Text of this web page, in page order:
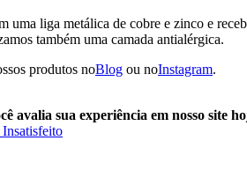
uma liga metálica de cobre e zinco e
também uma camada antialérgica.
produtos noBlog ou noInstagram.
avalia sua experiência em nosso site